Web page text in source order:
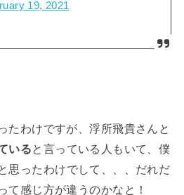
19, 2021
たわけですが、浮所飛貴さんと
いると言っている人もいて、僕
思ったわけでして、、、だれだ
て感じ方が違うのかなと！